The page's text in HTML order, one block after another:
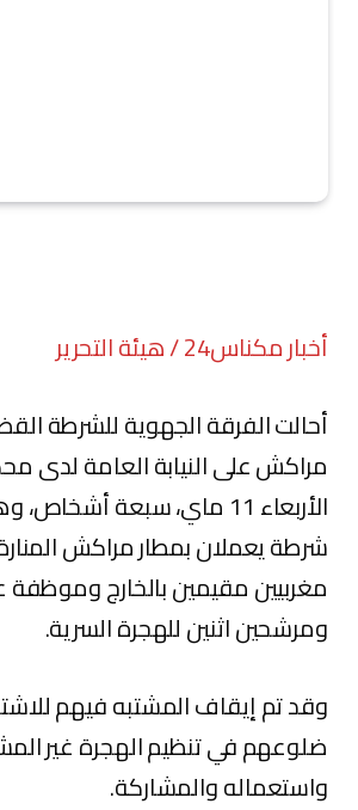
أخبار مكناس24 / هيئة التحرير
أحالت الفرقة الجهوية للشرطة
مراكش على النيابة العامة لدى
الأربعاء 11 ماي، سبعة
شرطة يعملان بمطار مراكش
مغربيين مقيمين بالخارج
ومرشحين اثنين للهجرة السرية.
وقد تم إيقاف المشتبه فيهم
ضلوعهم في تنظيم الهجرة غير
واستعماله والمشاركة.